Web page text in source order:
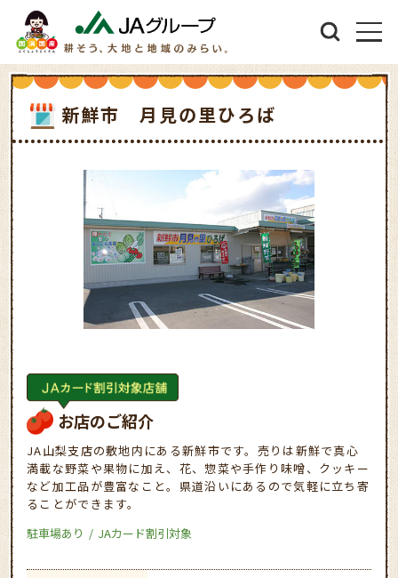
新鮮市 月見の里ひろば
お店のご紹介
JA山梨支店の敷地内にある新鮮市です。売りは新鮮で真心
満載な野菜や果物に加え、花、惣菜や手作り味噌、クッキー
など加工品が豊富なこと。県道沿いにあるので気軽に立ち寄
ることができます。
駐車場あり
JAカード割引対象